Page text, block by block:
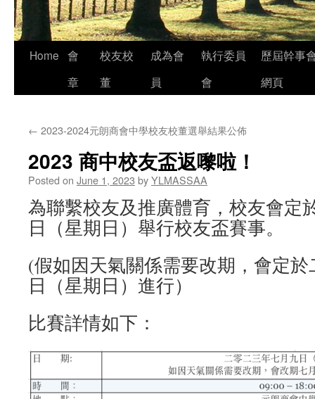
Skip
Home 會
章
校友校
董
成為會
員
執行委員
會
歷屆幹事
網頁
← 2023-2024元朗商會中學校友校董選舉結果公佈
2023 商中校友盃返嚟啦！
Posted on June 1, 2023 byYLMASSAA
為聯繫校友及推廣體育，校友會定
日（星期日）舉行校友盃賽事。
(假如因天氣關係需要改期，會定
日（星期日）進行）
比賽詳情如下：